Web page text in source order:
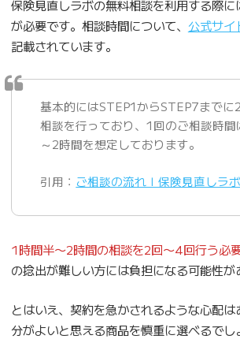
保険見直しラボの無料相談を利用する際
が必要です。相談時間について、 公式サイ
記載されています。
基本的にはSTEP1からSTEP7までに
相談を行っており、1回のご相談時
～2時間を想定しております。
引用： ご相談の流れｌ保険見直しラボ
1時間半〜2時間の相談を2回〜4回行う必
の捻出が難しい方には負担になる可能性が
とはいえ、契約を急かされるような心配
分がよいと思える商品を慎重に選べるでし